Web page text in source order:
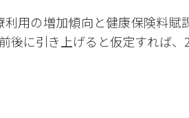
利用の増加傾向と健康保険料
後に引き上げると仮定すれば、